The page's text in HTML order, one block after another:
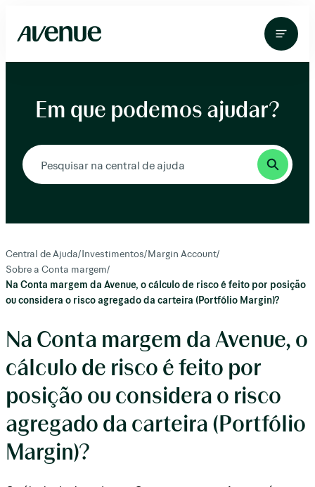
para
conteúdo
Em que podemos ajudar?
Central de Ajuda/Investimentos/Margin Account/
Sobre a Conta margem/
Na Conta margem da Avenue, o cálculo de risco é feito por posição
ou considera o risco agregado da carteira (Portfólio Margin)?
Na Conta margem da Avenue, o
cálculo de risco é feito por
posição ou considera o risco
agregado da carteira (Portfólio
Margin)?